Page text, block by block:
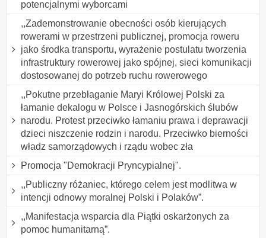
potencjalnymi wyborcami
,,Zademonstrowanie obecności osób kierujących
rowerami w przestrzeni publicznej, promocja roweru
jako środka transportu, wyrażenie postulatu tworzenia
infrastruktury rowerowej jako spójnej, sieci komunikacji
dostosowanej do potrzeb ruchu rowerowego
,,Pokutne przebłaganie Maryi Królowej Polski za
łamanie dekalogu w Polsce i Jasnogórskich ślubów
narodu. Protest przeciwko łamaniu prawa i deprawacji
dzieci niszczenie rodzin i narodu. Przeciwko bierności
władz samorządowych i rządu wobec zła
Promocja "Demokracji Pryncypialnej".
,,Publiczny różaniec, którego celem jest modlitwa w
intencji odnowy moralnej Polski i Polaków”.
,,Manifestacja wsparcia dla Piątki oskarżonych za
pomoc humanitarną”.